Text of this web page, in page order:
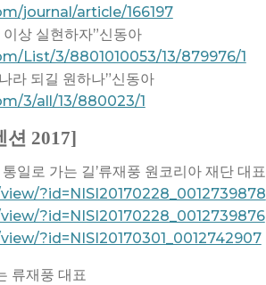
journal/article/166197
상 실현하자”신동아
List/3/8801010053/13/879976/1
라 되길 원하나”신동아
3/all/13/880023/1
션 2017]
일로 가는 길’류재풍 원코리아 재단 대표
?id=NISI20170228_0012739878
?id=NISI20170228_0012739876
?id=NISI20170301_0012742907
류재풍 대표